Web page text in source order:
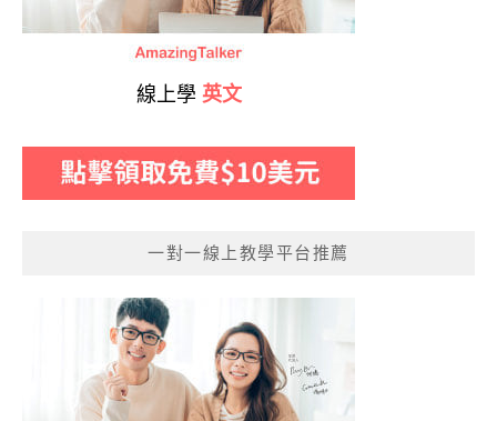
線上學 英文
一對一線上教學平台推薦